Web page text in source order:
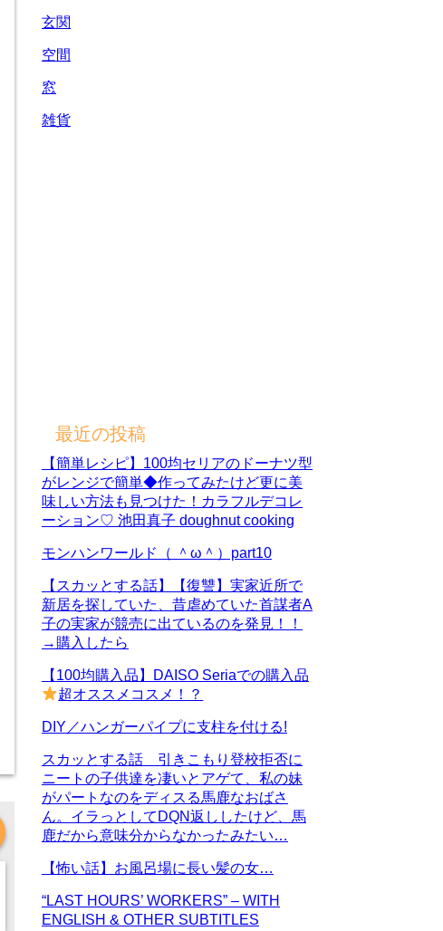
玄関
空間
窓
雑貨
最近の投稿
【簡単レシピ】100均セリアのドーナツ型
がレンジで簡単◆作ってみたけど更に美
味しい方法も見つけた！カラフルデコレ
ーション♡ 池田真子 doughnut cooking
モンハンワールド（ ＾ω＾）part10
【スカッとする話】【復讐】実家近所で
新居を探していた、昔虐めていた首謀者A
子の実家が競売に出ているのを発見！！
→購入したら
【100均購入品】DAISO Seriaでの購入品
超オススメコスメ！？
DIY／ハンガーパイプに支柱を付ける!
スカッとする話 引きこもり登校拒否に
ニートの子供達を凄いとアゲて、私の妹
がパートなのをディスる馬鹿なおばさ
ん。イラっとしてDQN返ししたけど、馬
鹿だから意味分からなかったみたい…
【怖い話】お風呂場に長い髪の女…
“LAST HOURS’ WORKERS” – WITH
ENGLISH & OTHER SUBTITLES